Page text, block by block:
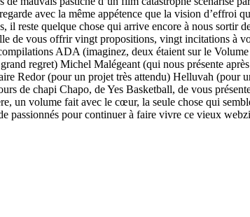
avec la même appétence que la vision d’effroi
il reste quelque chose qui arrive encore à nous sortir
de vous offrir vingt propositions, vingt incitations à
ADA (imaginez, deux étaient sur le
regret) Michel Malégeant (qui nous présente
Redor (pour un projet très attendu) Helluvah (pour
de chapi Chapo, de Yes Basketball, de vous
un volume fait avec le cœur, la seule chose qui
passionnés pour continuer à faire vivre ce vieux